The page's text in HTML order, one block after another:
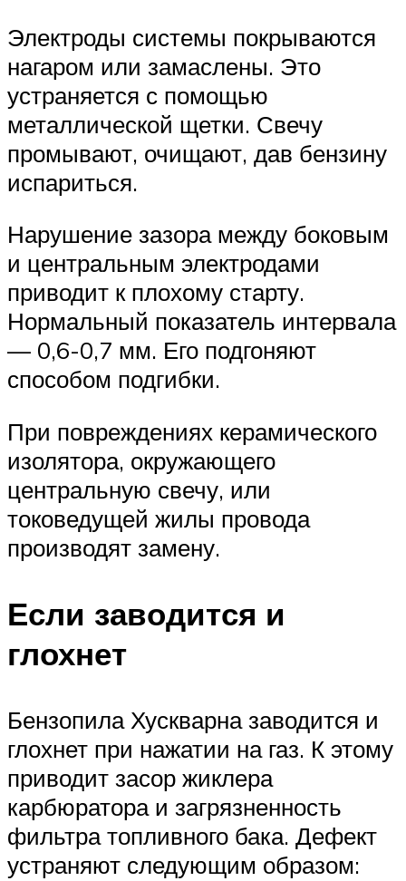
Электроды системы покрываются
нагаром или замаслены. Это
устраняется с помощью
металлической щетки. Свечу
промывают, очищают, дав бензину
испариться.
Нарушение зазора между боковым
и центральным электродами
приводит к плохому старту.
Нормальный показатель интервала
— 0,6-0,7 мм. Его подгоняют
способом подгибки.
При повреждениях керамического
изолятора, окружающего
центральную свечу, или
токоведущей жилы провода
производят замену.
Если заводится и
глохнет
Бензопила Хускварна заводится и
глохнет при нажатии на газ. К этому
приводит засор жиклера
карбюратора и загрязненность
фильтра топливного бака. Дефект
устраняют следующим образом: